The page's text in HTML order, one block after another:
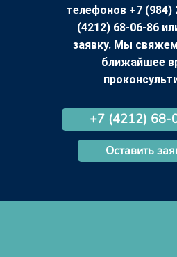
телефонов +7 (984)
(4212) 68-06-86
заявку. Мы
ближайшее
+7 (4212) 68-
Оставить